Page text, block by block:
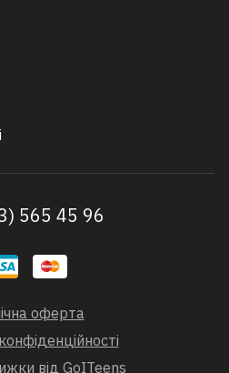
565 45 96
оферта
від GoITeens